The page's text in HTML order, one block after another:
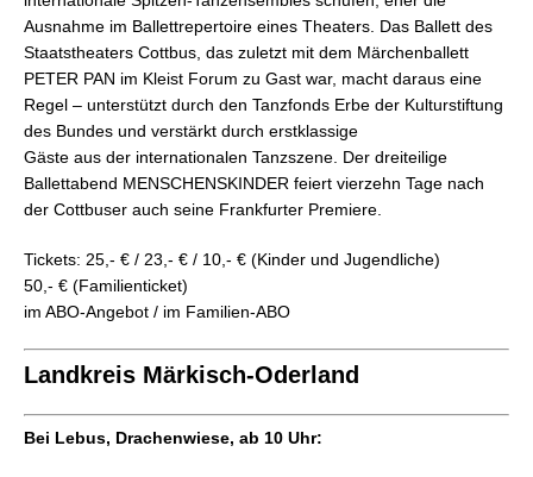
Ausnahme im Ballettrepertoire eines Theaters. Das Ballett des
Staatstheaters Cottbus, das zuletzt mit dem Märchenballett
PETER PAN im Kleist Forum zu Gast war, macht daraus eine
Regel – unterstützt durch den Tanzfonds Erbe der Kulturstiftung
des Bundes und verstärkt durch erstklassige
Gäste aus der internationalen Tanzszene. Der dreiteilige
Ballettabend MENSCHENSKINDER feiert vierzehn Tage nach
der Cottbuser auch seine Frankfurter Premiere.
Tickets: 25,- € / 23,- € / 10,- € (Kinder und Jugendliche)
50,- € (Familienticket)
im ABO-Angebot / im Familien-ABO
Landkreis Märkisch-Oderland
Bei Lebus, Drachenwiese, ab 10 Uhr: